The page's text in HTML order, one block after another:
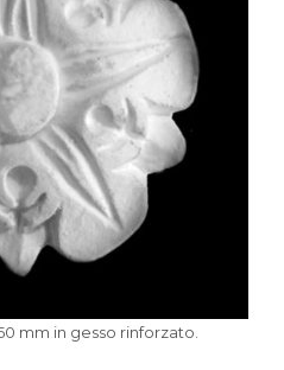
mm in gesso rinforzato.